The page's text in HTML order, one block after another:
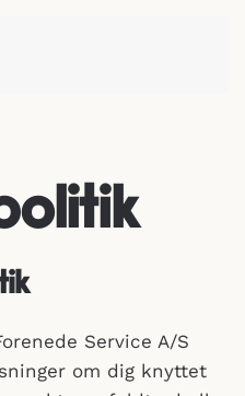
Service A/S
om dig knyttet